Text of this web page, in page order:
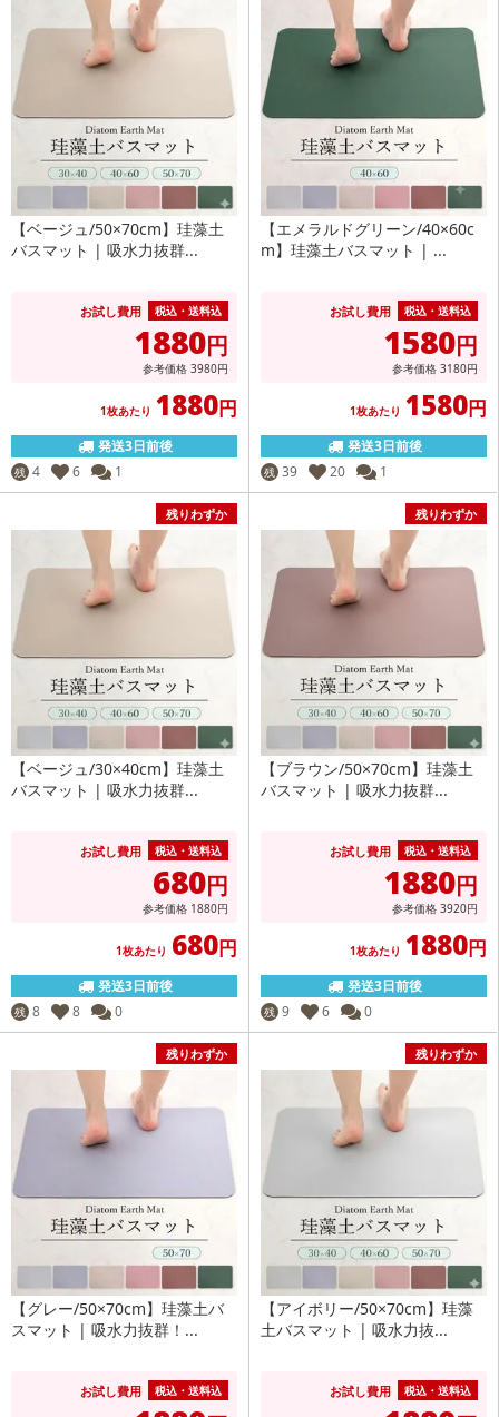
【ベージュ/50×70cm】珪藻土
バスマット | 吸水力抜群...
お試し費用 税込・送料込
1880円
参考価格 3980円
1枚あたり 1880円
発送3日前後
残 4 6 1
【エメラルドグリーン/40×60c
m】珪藻土バスマット | ...
お試し費用 税込・送料込
1580円
参考価格 3180円
1枚あたり 1580円
発送3日前後
残 39 20 1
残りわずか
【ベージュ/30×40cm】珪藻土
バスマット | 吸水力抜群...
お試し費用 税込・送料込
680円
参考価格 1880円
1枚あたり 680円
発送3日前後
残 8 8 0
残りわずか
【ブラウン/50×70cm】珪藻土
バスマット | 吸水力抜群...
お試し費用 税込・送料込
1880円
参考価格 3920円
1枚あたり 1880円
発送3日前後
残 9 6 0
残りわずか
【グレー/50×70cm】珪藻土バ
スマット | 吸水力抜群！...
お試し費用 税込・送料込
残りわずか
【アイボリー/50×70cm】珪藻
土バスマット | 吸水力抜...
お試し費用 税込・送料込